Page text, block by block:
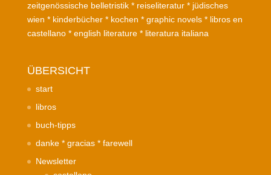
zeitgenössische belletristik * reiseliteratur * jüdisches
wien * kinderbücher * kochen * graphic novels * libros en
castellano * english literature * literatura italiana
ÜBERSICHT
start
libros
buch-tipps
danke * gracias * farewell
Newsletter